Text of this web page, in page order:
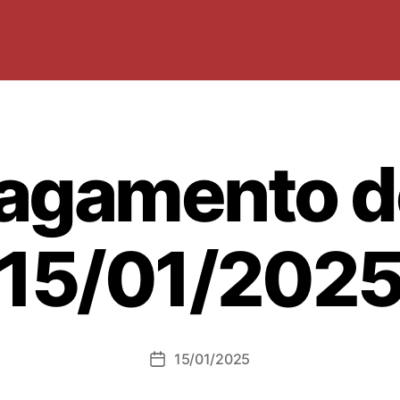
01/
Data15/01/2025